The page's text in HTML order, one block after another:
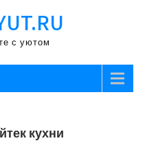
с уютом
кухни